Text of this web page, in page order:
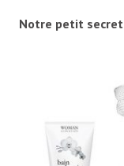
Notre petit secret